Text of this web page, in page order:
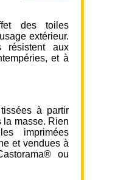
des toiles
extérieur.
aux
et à
à partir
la masse. Rien
imprimées
et vendues à
ou